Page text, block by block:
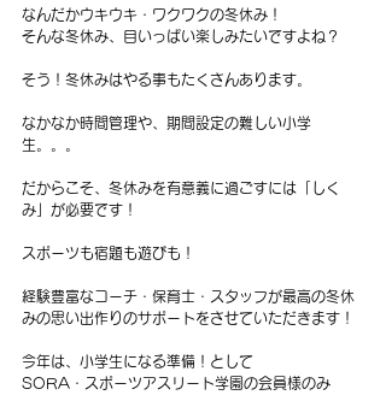
なんだかウキウキ・ワクワクの冬休み！
そんな冬休み、目いっぱい楽しみたいですよね？
そう！冬休みはやる事もたくさんあります。
なかなか時間管理や、 期間設定の難しい小学
生。。。
だからこそ、冬休みを有意義に過ごすには「しく
み」が必要です！
スポーツも宿題も遊びも！
経験豊富なコーチ・保育士・スタッフが最高の冬休
みの思い出作りのサポートをさせていただきます！
今年は、小学生になる準備！として
SORA・スポーツアスリート学園の会員様のみ